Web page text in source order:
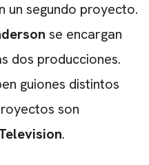
un segundo proyecto.
se encargan
dos producciones.
guiones distintos
son
.